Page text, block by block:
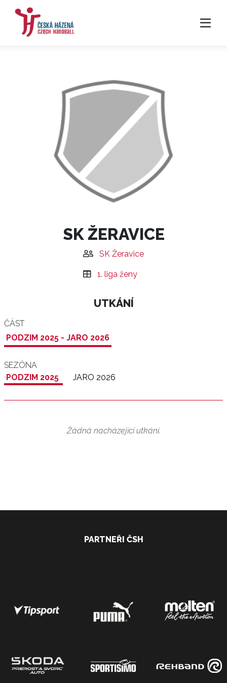
SK ŽERAVICE
SK Žeravice
1. liga ženy
UTKÁNÍ
ČÁST
PODZIM 2025 - JARO 2026
SEZÓNA
PODZIM 2025
JARO 2026
Žádná nacházející utkání.
PARTNEŘI ČSH